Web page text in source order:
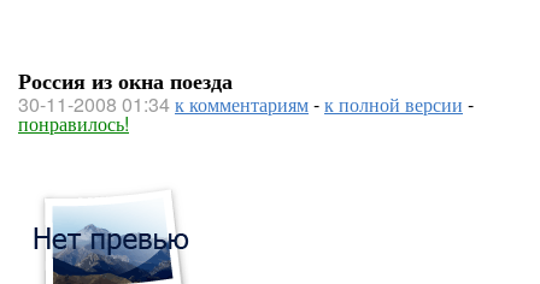
Россия из окна поезда
30-11-2008 01:34к комментариям-к полной версии -
понравилось!